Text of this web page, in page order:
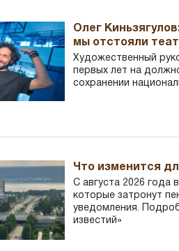
Олег
мы отстояли
Художественный
первых лет на
сохранении
Что изменится
С августа 2026 года
которые затронут
уведомления.
известий»